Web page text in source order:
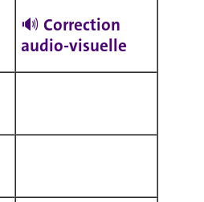
🔊 Correction
audio-visuelle